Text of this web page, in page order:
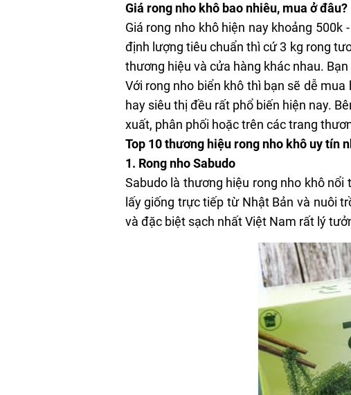
Giá rong nho khô bao nhiêu, mua ở đâu?
Giá rong nho khô hiện nay khoảng 500k
định lượng tiêu chuẩn thì cứ 3 kg rong
thương hiệu và cửa hàng khác nhau.
Với rong nho biển khô thì bạn sẽ dễ
hay siêu thị đều rất phổ biến hiện nay.
xuất, phân phối hoặc trên các trang
Top 10 thương hiệu rong nho khô uy tín
1. Rong nho Sabudo
Sabudo là thương hiệu rong nho khô
lấy giống trực tiếp từ Nhật Bản và nuôi
và đặc biệt sạch nhất Việt Nam rất lý